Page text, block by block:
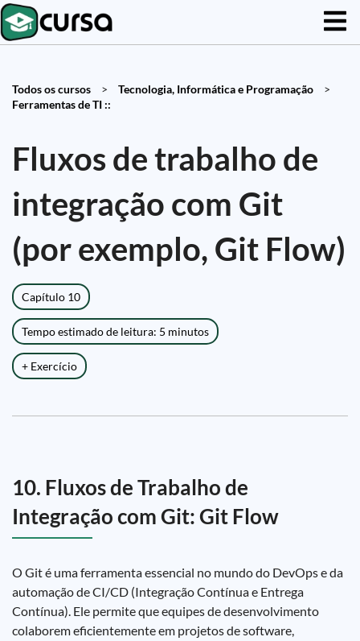
Todos os cursos > Tecnologia, Informática e Programação
>
Ferramentas de TI ::
Fluxos de trabalho de
integração com Git
(por exemplo, Git Flow)
Capítulo 10
Tempo estimado de leitura: 5 minutos
+ Exercício
10. Fluxos de Trabalho de
Integração com Git: Git Flow
O Git é uma ferramenta essencial no mundo do DevOps e da
automação de CI/CD (Integração Contínua e Entrega
Contínua). Ele permite que equipes de desenvolvimento
colaborem eficientemente em projetos de software,